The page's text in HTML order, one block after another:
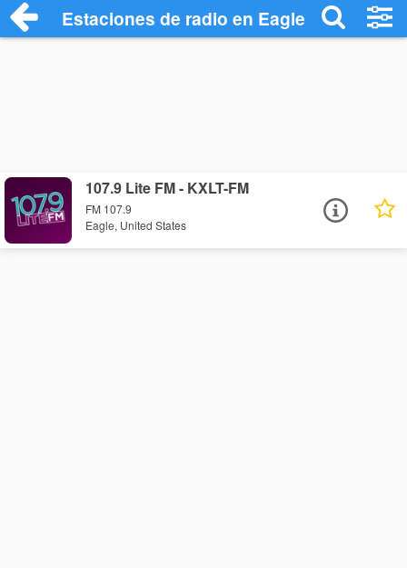
Estaciones de radio en Eagle - Escuchar
107.9 Lite FM - KXLT-FM
FM 107.9
Eagle, United States